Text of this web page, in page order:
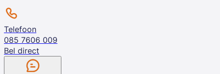
Telefoon
085 7606 009
Bel direct